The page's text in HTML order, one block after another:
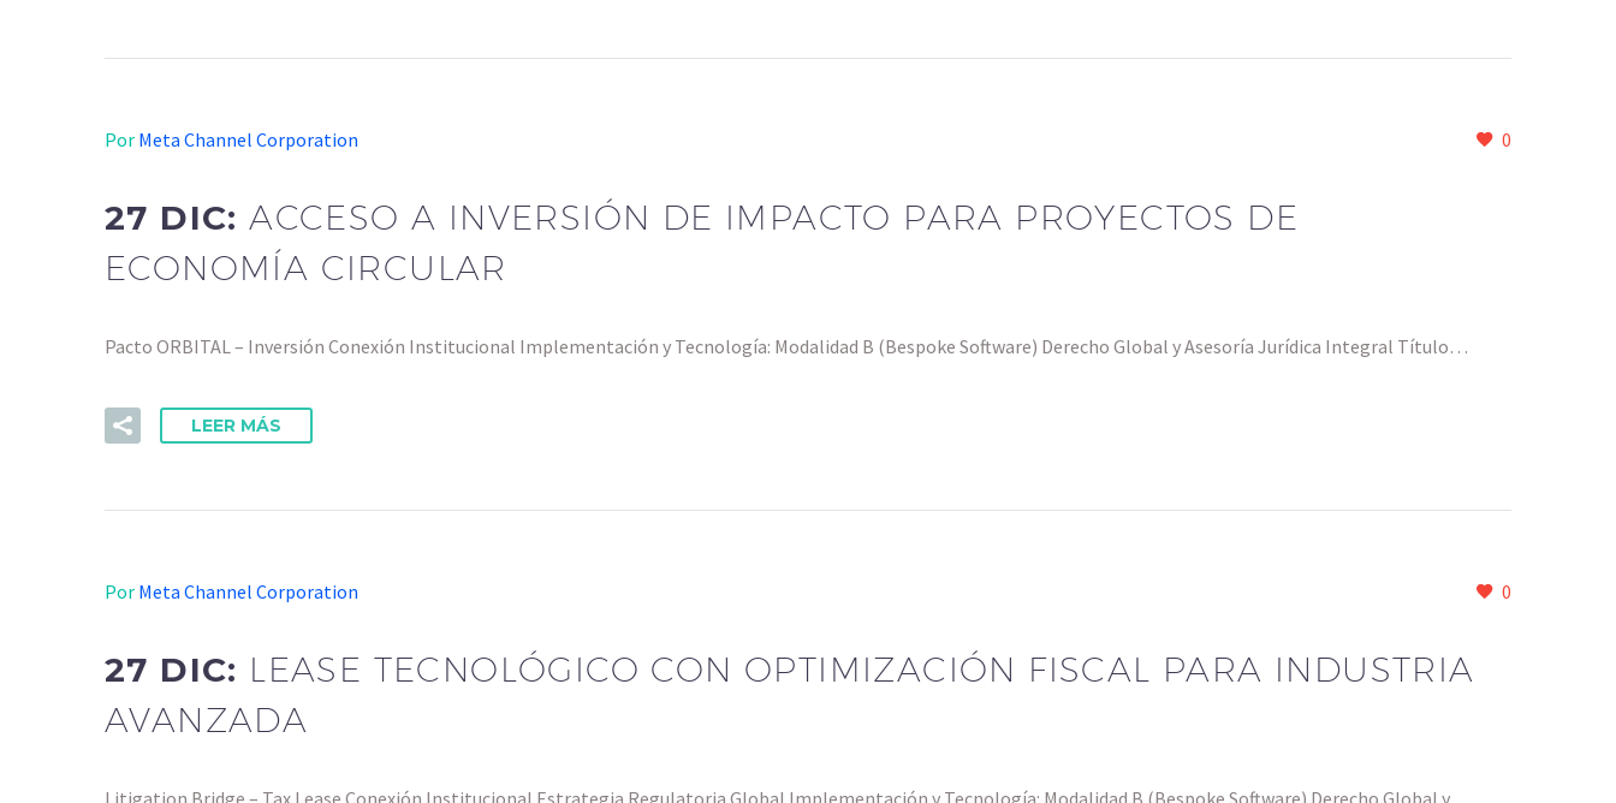
0
Por Meta Channel Corporation
27 DIC:ACCESO A INVERSIÓN DE IMPACTO PARA PROYECTOS DE
ECONOMÍA CIRCULAR
Pacto ORBITAL – Inversión Conexión Institucional Implementación y Tecnología: Modalidad B (Bespoke Software) Derecho Global y Asesoría Jurídica Integral Título…
LEER MÁS
0
Por Meta Channel Corporation
27 DIC: LEASE TECNOLÓGICO CON OPTIMIZACIÓN FISCAL PARA INDUSTRIA
AVANZADA
Litigation Bridge – Tax Lease Conexión Institucional Estrategia Regulatoria Global Implementación y Tecnología: Modalidad B (Bespoke Software) Derecho Global y…